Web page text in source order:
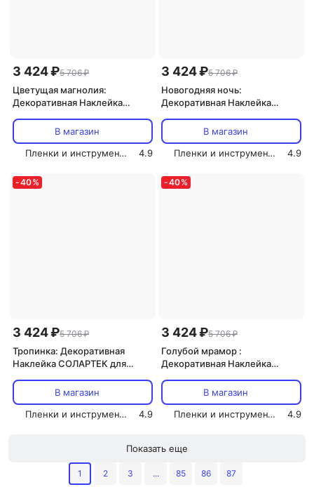
3 424 ₽5 706 ₽
Цветущая магнолия:
Декоративная Наклейка
210х80 смВ магазин
Пленки и инструмент СОЛАРТЕК
4.9
3 424 ₽5 706 ₽
Новогодняя ночь:
Декоративная Наклейка
210х80 смВ магазин
Пленки и инструмент СОЛАРТЕК
4.9
-40%
3 424 ₽5 706 ₽
Тропинка: Декоративная
Наклейка СОЛАРТЕК для
В магазин
Пленки и инструмент СОЛАРТЕК
4.9
-40%
3 424 ₽5 706 ₽
Голубой мрамор :
Декоративная Наклейка
210х80 смВ магазин
Пленки и инструмент СОЛАРТЕК
4.9
Показать еще
1 2 3 ... 85 86 87